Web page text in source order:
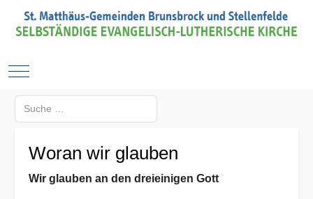
Mobile Menu Toggle
Woran wir glauben
Wir glauben an den dreieinigen Gott